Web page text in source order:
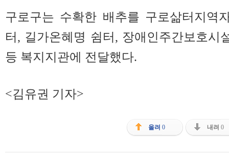
구로구는 수확한 배추를 구로삶터지역
터, 길가온혜명 쉼터, 장애인주간보호시
등 복지지관에 전달했다.
<김유권 기자>
올려 0 내려 0